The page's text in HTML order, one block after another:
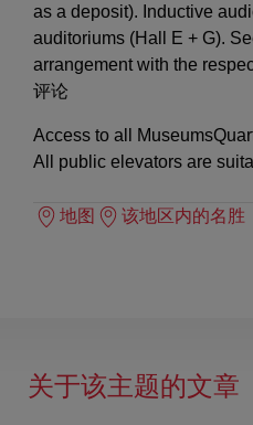
as a deposit). Inductive
auditoriums (Hall E + G).
arrangement with the
评论
Access to all
All public elevators are
地图 该地区内的名胜
关于该主题的文章